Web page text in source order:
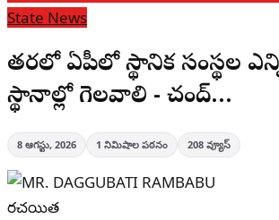
State News
త్వరలో ఏపీలో స్థానిక సంస్థల
స్థానాల్లో గెలవాలి - చంద్…
8 ఆగస్టు, 2026 1 నిమిషాల పఠనం 208 వ్యూస్
రచయిత